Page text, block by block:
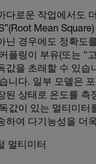
다로운 작업에서도
Mean
닌 경우에도 정확도
플링이 부유(또는 “
값을 초래할 수 있습
니다. 일부 모델은
된 상태로 온도를 측
값이 있는 멀티미터
하여 다기능성을 더